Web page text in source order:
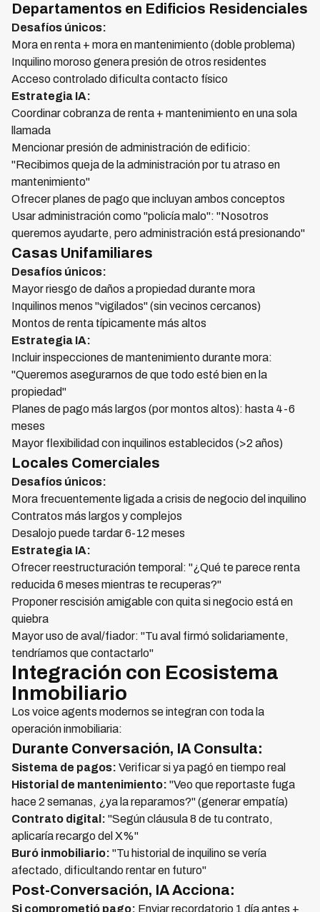
Departamentos en Edificios Residenciales
Desafíos únicos:
Mora en renta + mora en mantenimiento (doble problema)
Inquilino moroso genera presión de otros residentes
Acceso controlado dificulta contacto físico
Estrategia IA:
Coordinar cobranza de renta + mantenimiento en una sola
llamada
Mencionar presión de administración de edificio:
"Recibimos queja de la administración por tu atraso en
mantenimiento"
Ofrecer planes de pago que incluyan ambos conceptos
Usar administración como "policía malo": "Nosotros
queremos ayudarte, pero administración está presionando"
Casas Unifamiliares
Desafíos únicos:
Mayor riesgo de daños a propiedad durante mora
Inquilinos menos "vigilados" (sin vecinos cercanos)
Montos de renta típicamente más altos
Estrategia IA:
Incluir inspecciones de mantenimiento durante mora:
"Queremos asegurarnos de que todo esté bien en la
propiedad"
Planes de pago más largos (por montos altos): hasta 4-6
meses
Mayor flexibilidad con inquilinos establecidos (>2 años)
Locales Comerciales
Desafíos únicos:
Mora frecuentemente ligada a crisis de negocio del inquilino
Contratos más largos y complejos
Desalojo puede tardar 6-12 meses
Estrategia IA:
Ofrecer reestructuración temporal: "¿Qué te parece renta
reducida 6 meses mientras te recuperas?"
Proponer rescisión amigable con quita si negocio está en
quiebra
Mayor uso de aval/fiador: "Tu aval firmó solidariamente,
tendríamos que contactarlo"
Integración con Ecosistema
Inmobiliario
Los voice agents modernos se integran con toda la
operación inmobiliaria:
Durante Conversación, IA Consulta:
Sistema de pagos: Verificar si ya pagó en tiempo real
Historial de mantenimiento: "Veo que reportaste fuga
hace 2 semanas, ¿ya la reparamos?" (generar empatía)
Contrato digital: "Según cláusula 8 de tu contrato,
aplicaría recargo del X%"
Buró inmobiliario: "Tu historial de inquilino se vería
afectado, dificultando rentar en futuro"
Post-Conversación, IA Acciona:
Si comprometió pago: Enviar recordatorio 1 día antes +